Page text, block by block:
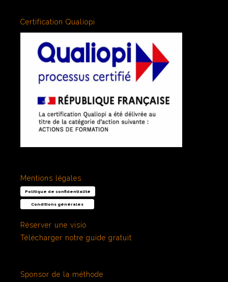
Certification Qualiopi
Mentions légales
Politique de confidentialité
Conditions générales
Réserver une visio
Télécharger notre guide gratuit
Sponsor de la méthode